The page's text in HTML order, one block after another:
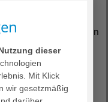
ins Bauchfell
Studien konnten
zeigen.
bei
dieser
Mit Klick
wir gesetzmäßig